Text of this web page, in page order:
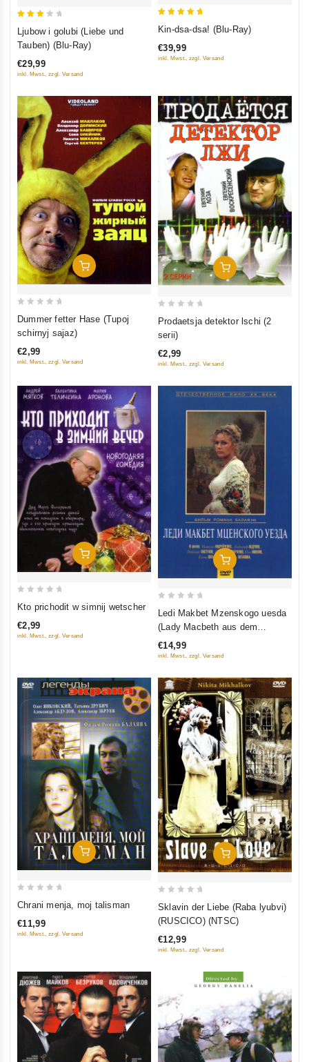
out
Ljubow i golubi (Liebe und
Tauben) (Blu-Ray)
€29,99
inkl. Mwst., zzgl. Versand
Kin-dsa-dsa! (Blu-Ray)
€39,99
inkl. Mwst., zzgl. Versand
In Den Warenkorb
5
Dummer fetter Hase (Tupoj
schirnyj sajaz)
€2,99
inkl. Mwst., zzgl. Versand
In Den Warenkorb
5
Prodaetsja detektor lschi (2
serii)
€2,99
inkl. Mwst., zzgl. Versand
In Den Warenkorb
of
Kto prichodit w simnij wetscher
€2,99
inkl. Mwst., zzgl. Versand
In Den Warenkorb
5
Ledi Makbet Mzenskogo uesda
(Lady Macbeth aus dem
Landkreis Mzensk)
€14,99
inkl. Mwst., zzgl. Versand
In Den Warenkorb
of
Chrani menja, moj talisman
€11,99
inkl. Mwst., zzgl. Versand
In Den Warenkorb
5
Sklavin der Liebe (Raba lyubvi)
(RUSCICO) (NTSC)
€12,99
inkl. Mwst., zzgl. Versand